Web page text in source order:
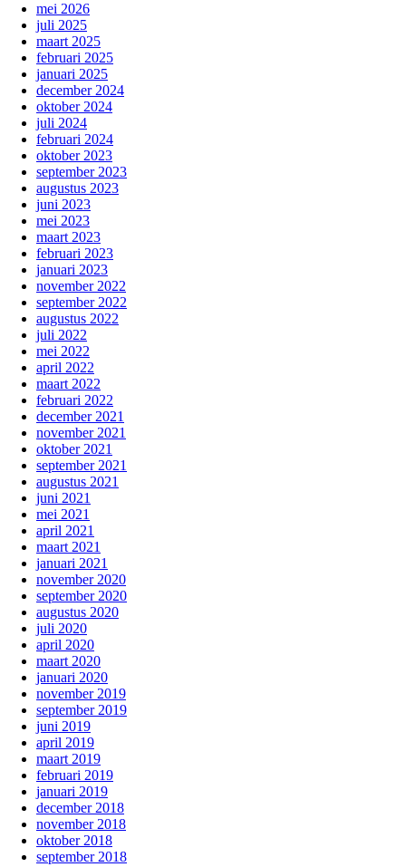
mei 2026
juli 2025
maart 2025
februari 2025
januari 2025
december 2024
oktober 2024
juli 2024
februari 2024
oktober 2023
september 2023
augustus 2023
juni 2023
mei 2023
maart 2023
februari 2023
januari 2023
november 2022
september 2022
augustus 2022
juli 2022
mei 2022
april 2022
maart 2022
februari 2022
december 2021
november 2021
oktober 2021
september 2021
augustus 2021
juni 2021
mei 2021
april 2021
maart 2021
januari 2021
november 2020
september 2020
augustus 2020
juli 2020
april 2020
maart 2020
januari 2020
november 2019
september 2019
juni 2019
april 2019
maart 2019
februari 2019
januari 2019
december 2018
november 2018
oktober 2018
september 2018